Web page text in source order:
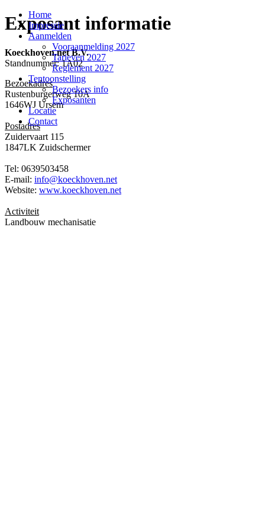
Home
Impressie
Aanmelden
Vooraanmelding 2027
Tarieven 2027
Reglement 2027
Tentoonstelling
Bezoekers info
Exposanten
Locatie
Contact
Exposant informatie
Koeckhoven.net B.V.
Standnummer: 1A02
Bezoekadres
Rustenburgerweg 10A
1646WJ Ursem
Postadres
Zuidervaart 115
1847LK Zuidschermer
Tel: 0639503458
E-mail: info@koeckhoven.net
Website: www.koeckhoven.net
Activiteit
Landbouw mechanisatie